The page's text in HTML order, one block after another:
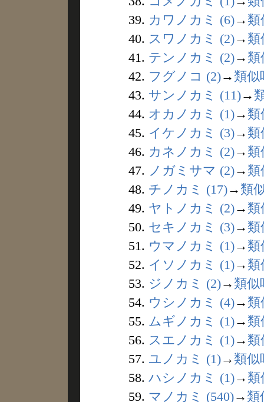
39. カワノカミ (6)→ 類
40. スワノカミ (2)→ 類
41. テンノカミ (2)→ 類
42. フグノコ (2)→ 類似
43. サンノカミ (11)→
44. オカノカミ (1)→ 類
45. イケノカミ (3)→ 類
46. カネノカミ (2)→ 類
47. ノガミサマ (2)→ 類
48. チノカミ (17)→ 類
49. ヤトノカミ (2)→ 類
50. セキノカミ (3)→ 類
51. ウマノカミ (1)→ 類
52. イソノカミ (1)→ 類
53. ジノカミ (2)→ 類似
54. ウシノカミ (4)→ 類
55. ムギノカミ (1)→ 類
56. スエノカミ (1)→ 類
57. ユノカミ (1)→ 類似
58. ハシノカミ (1)→ 類
59. マノカミ (540)→ 類